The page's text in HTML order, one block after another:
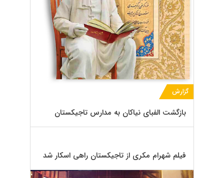
گزارش
بازگشت الفبای نیاکان به مدارس تاجیکستان
فیلم شهرام مکری از تاجیکستان راهی اسکار شد